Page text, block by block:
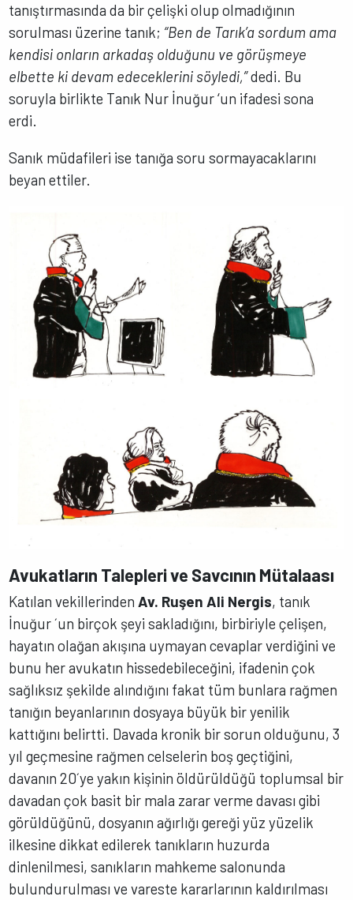
tanıştırmasında da bir çelişki olup olmadığının
sorulması üzerine tanık; “Ben de Tarık’a sordum ama
kendisi onların arkadaş olduğunu ve görüşmeye
elbette ki devam edeceklerini söyledi,”dedi. Bu
soruyla birlikte Tanık Nur İnuğur ‘un ifadesi sona
erdi.
Sanık müdafileri ise tanığa soru sormayacaklarını
beyan ettiler.
Avukatların Talepleri ve Savcının Mütalaası
Katılan vekillerinden Av. Ruşen Ali Nergis, tanık
İnuğur ´un birçok şeyi sakladığını, birbiriyle çelişen,
hayatın olağan akışına uymayan cevaplar verdiğini ve
bunu her avukatın hissedebileceğini, ifadenin çok
sağlıksız şekilde alındığını fakat tüm bunlara rağmen
tanığın beyanlarının dosyaya büyük bir yenilik
kattığını belirtti. Davada kronik bir sorun olduğunu, 3
yıl geçmesine rağmen celselerin boş geçtiğini,
davanın 20´ye yakın kişinin öldürüldüğü toplumsal bir
davadan çok basit bir mala zarar verme davası gibi
görüldüğünü, dosyanın ağırlığı gereği yüz yüzelik
ilkesine dikkat edilerek tanıkların huzurda
dinlenilmesi, sanıkların mahkeme salonunda
bulundurulması ve vareste kararlarının kaldırılması